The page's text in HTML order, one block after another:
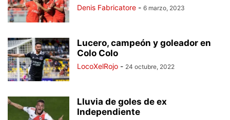
Denis Fabricatore - 6 marzo, 2023
Lucero, campeón y goleador en
Colo Colo
LocoXelRojo - 24 octubre, 2022
Lluvia de goles de ex
Independiente